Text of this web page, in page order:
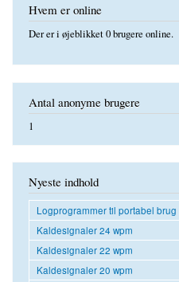
Hvem er online
Der er i øjeblikket 0 brugere online.
Antal anonyme brugere
1
Nyeste indhold
Logprogrammer til portabel brug
Kaldesignaler 24 wpm
Kaldesignaler 22 wpm
Kaldesignaler 20 wpm